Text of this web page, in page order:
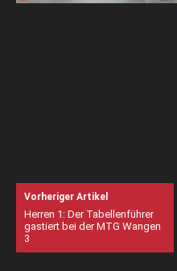
Vorheriger Artikel
Herren 1: Der Tabellenführer
gastiert bei der MTG Wangen
3